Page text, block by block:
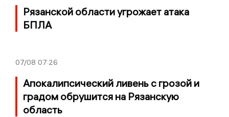
Рязанской области угрожает атака
БПЛА
07/08 07:26
Апокалипсический ливень с грозой и
градом обрушится на Рязанскую
область